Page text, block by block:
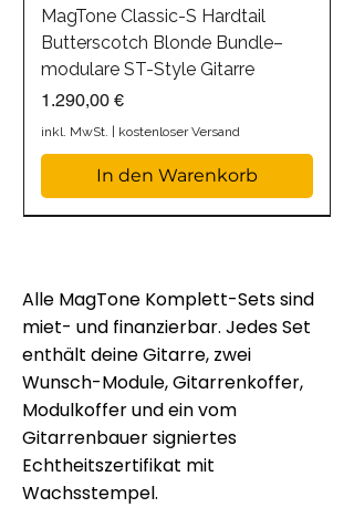
MagTone Classic-S Hardtail
Butterscotch Blonde Bundle–
modulare ST-Style Gitarre
Preis
1.290,00 €
inkl. MwSt. kostenloser Versand
In den Warenkorb
Alle MagTone Komplett-Sets sind
miet- und finanzierbar. Jedes Set
enthält deine Gitarre, zwei
Wunsch-Module, Gitarrenkoffer,
Modulkoffer und ein vom
Gitarrenbauer signiertes
Echtheitszertifikat mit
Wachsstempel.